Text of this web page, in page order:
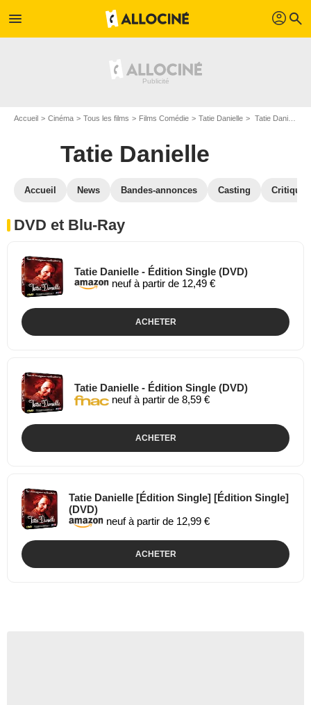
menu profil search
Accueil Cinéma Tous les films Films Comédie Tatie Danielle Tatie Danielle en DVD Blu Ray
Tatie Danielle
Accueil News Bandes-annonces Casting
DVD et Blu-Ray
Tatie Danielle - Édition Single (DVD)
neuf à partir de 12,49 €
ACHETER
Tatie Danielle - Édition Single (DVD)
neuf à partir de 8,59 €
ACHETER
Tatie Danielle [Édition Single] [Édition Single]
(DVD)
neuf à partir de 12,99 €
ACHETER